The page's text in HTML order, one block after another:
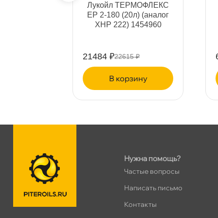
Лукойл ТЕРМОФЛЕКС
ЕР 2-180 (20л) (анало
XHP 222) 1454960
21484 ₽22615 ₽
корзину
Хасанская 17к1 (Лента)
10:00 – 21:00
Сегодня, бесплатно
пр.Просвещения 72
0
Сегодня, бесплатно
Нужна помощь?
Частые вопросы
Написать письмо
Контакты